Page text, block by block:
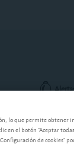
lo que permite obtener
el botón "Aceptar
de cookies"